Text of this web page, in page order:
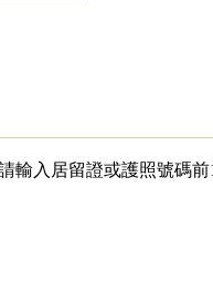
輸入居留證或護照號碼